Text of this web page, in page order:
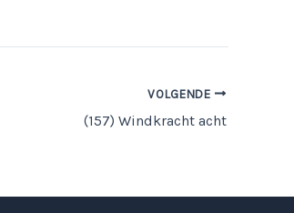
VOLGENDE
(157) Windkracht acht